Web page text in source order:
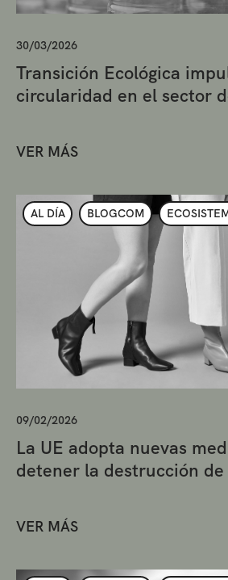
30/03/2026
Transición Ecológica
circularidad en el sector
VER MÁS
AL DÍA BLOGCOM
09/02/2026
La UE adopta nuevas
detener la destrucción
VER MÁS